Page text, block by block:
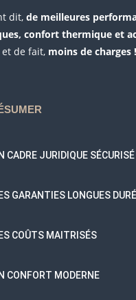
dit, de meilleures
confort thermique et
et de fait, moins de charges !
CADRE JURIDIQUE SÉCURISÉ
GARANTIES LONGUES
COÛTS MAITRISÉS
CONFORT MODERNE